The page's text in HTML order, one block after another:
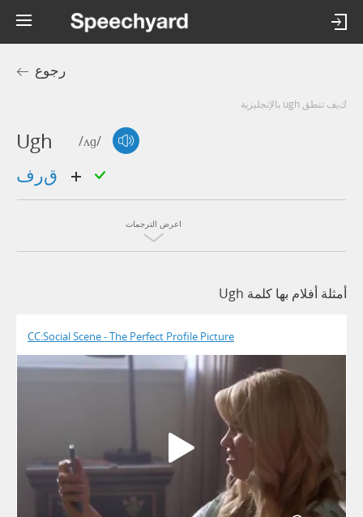
رجوع
كيف تنطق ugh بالإنجليزية
Ugh /ʌɡ/
اعرض الترجمات
أمثلة أفلام بها كلمة Ugh
CC:Social Scene - The Perfect Profile Picture